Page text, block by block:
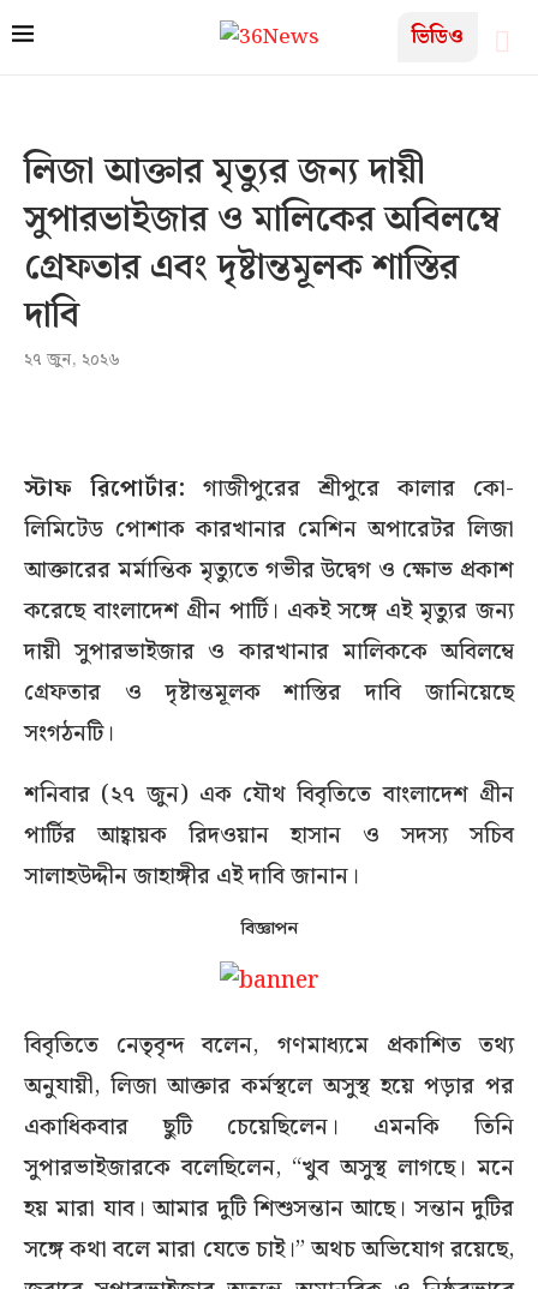
ভিডিও
লিজা আক্তার মৃত্যুর জন্য দায়ী
সুপারভাইজার ও মালিকের অবিলম্বে
গ্রেফতার এবং দৃষ্টান্তমূলক শাস্তির
দাবি
২৭ জুন, ২০২৬
স্টাফ রিপোর্টার: গাজীপুরের শ্রীপুরে কালার কো-
লিমিটেড পোশাক কারখানার মেশিন অপারেটর লিজা
আক্তারের মর্মান্তিক মৃত্যুতে গভীর উদ্বেগ ও ক্ষোভ প্রকাশ
করেছে বাংলাদেশ গ্রীন পার্টি। একই সঙ্গে এই মৃত্যুর জন্য
দায়ী সুপারভাইজার ও কারখানার মালিককে অবিলম্বে
গ্রেফতার ও দৃষ্টান্তমূলক শাস্তির দাবি জানিয়েছে
সংগঠনটি।
শনিবার (২৭ জুন) এক যৌথ বিবৃতিতে বাংলাদেশ গ্রীন
পার্টির আহ্বায়ক রিদওয়ান হাসান ও সদস্য সচিব
সালাহউদ্দীন জাহাঙ্গীর এই দাবি জানান।
বিজ্ঞাপন
বিবৃতিতে নেতৃবৃন্দ বলেন, গণমাধ্যমে প্রকাশিত তথ্য
অনুযায়ী, লিজা আক্তার কর্মস্থলে অসুস্থ হয়ে পড়ার পর
একাধিকবার ছুটি চেয়েছিলেন। এমনকি তিনি
সুপারভাইজারকে বলেছিলেন, “খুব অসুস্থ লাগছে। মনে
হয় মারা যাব। আমার দুটি শিশুসন্তান আছে। সন্তান দুটির
সঙ্গে কথা বলে মারা যেতে চাই।” অথচ অভিযোগ রয়েছে,